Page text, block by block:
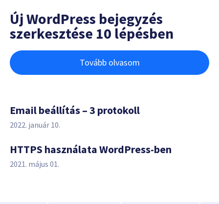
Új WordPress bejegyzés
szerkesztése 10 lépésben
Tovább olvasom
Email beállítás – 3 protokoll
2022. január 10.
HTTPS használata WordPress-ben
2021. május 01.